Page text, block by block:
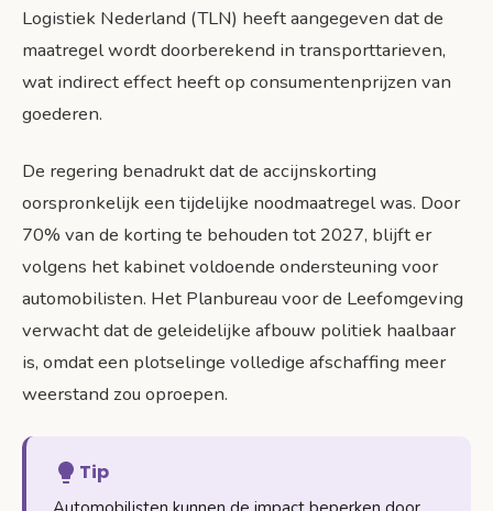
Logistiek Nederland (TLN) heeft aangegeven dat de
maatregel wordt doorberekend in transporttarieven,
wat indirect effect heeft op consumentenprijzen van
goederen.
De regering benadrukt dat de accijnskorting
oorspronkelijk een tijdelijke noodmaatregel was. Door
70% van de korting te behouden tot 2027, blijft er
volgens het kabinet voldoende ondersteuning voor
automobilisten. Het Planbureau voor de Leefomgeving
verwacht dat de geleidelijke afbouw politiek haalbaar
is, omdat een plotselinge volledige afschaffing meer
weerstand zou oproepen.
Tip